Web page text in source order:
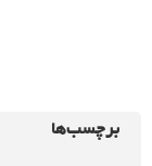
برچسب‌ها